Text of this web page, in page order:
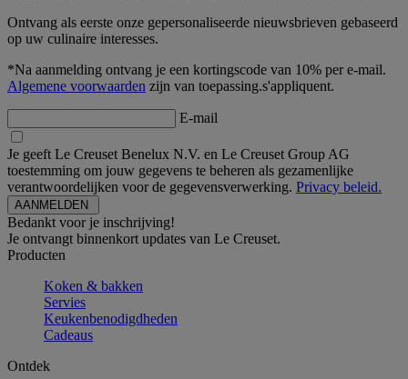
Ontvang als eerste onze gepersonaliseerde nieuwsbrieven gebaseerd
op uw culinaire interesses.
*Na aanmelding ontvang je een kortingscode van 10% per e-mail.
Algemene voorwaarden zijn van toepassing.s'appliquent.
E-mail
Je geeft Le Creuset Benelux N.V. en Le Creuset Group AG
toestemming om jouw gegevens te beheren als gezamenlijke
verantwoordelijken voor de gegevensverwerking. Privacy beleid.
Bedankt voor je inschrijving!
Je ontvangt binnenkort updates van Le Creuset.
Producten
Koken & bakken
Servies
Keukenbenodigdheden
Cadeaus
Ontdek